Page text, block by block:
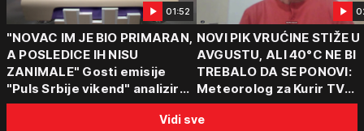
01:52
"NOVAC IM JE BIO PRIMARAN,
A POSLEDICE IH NISU
ZANIMALE" Gosti emisije
"Puls Srbije vikend" analizirali
slučajeve koji su potresli
Srbiju: Zločin se ne isplati
NOVI PIK VRUĆINE STIŽE U
AVGUSTU, ALI 40°C NE BI
TREBALO DA SE PONOVI:
Meteorolog za Kurir TV
objasnio šta nas čeka:
za ozbiljne padavine su
Vidi sve